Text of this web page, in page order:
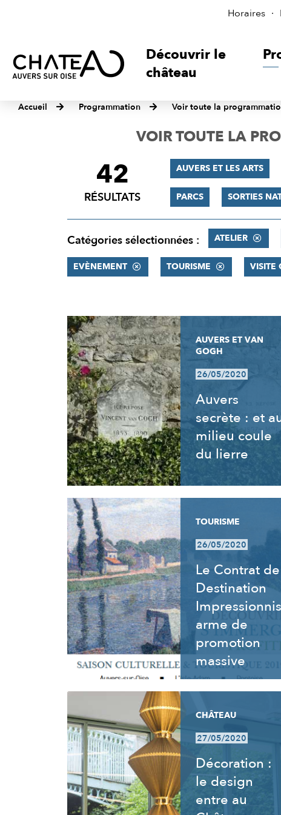
Horaires
Découvrir le
château
Accueil Programmation Voir toute la
VOIR TOUTE LA
FILTRER
RÉSULTATS
42
RÉSULTATS
AUVERS ET LES ARTS
PARCS SORTIES
Catégories sélectionnées : ATELIER
EVÈNEMENT TOURISME VISITE
RÉSULTATS
AUVERS ET VAN
GOGH
26/05/2020
Auvers
secrète : et
milieu coule
du lierre
TOURISME
26/05/2020
Le Contrat de
Destination
arme de
promotion
massive
CHÂTEAU
27/05/2020
Décoration :
le design
entre au